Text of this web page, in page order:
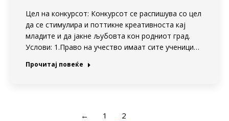
Цел на конкурсот: Конкурсот се распишува со цел
да се стимулира и поттикне креативноста кај
младите и да јакне љубовта кон родниот град.
Услови: 1.Право на учество имаат сите ученици…
Прочитај повеќе
← 1 2